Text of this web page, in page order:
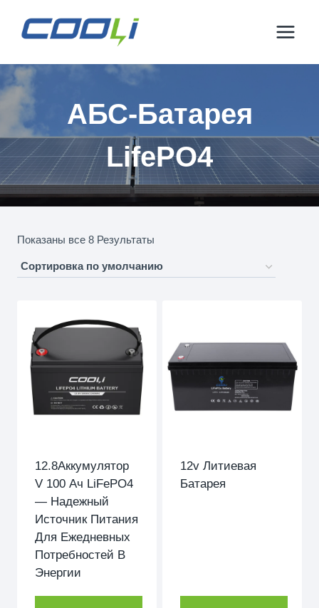
АБС-Батарея
LifePO4
Показаны все 8 Результаты
12.8Аккумулятор
V 100 Ач LiFePO4
— Надежный
Источник Питания
Для Ежедневных
Потребностей В
Энергии
12v Литиевая
Батарея